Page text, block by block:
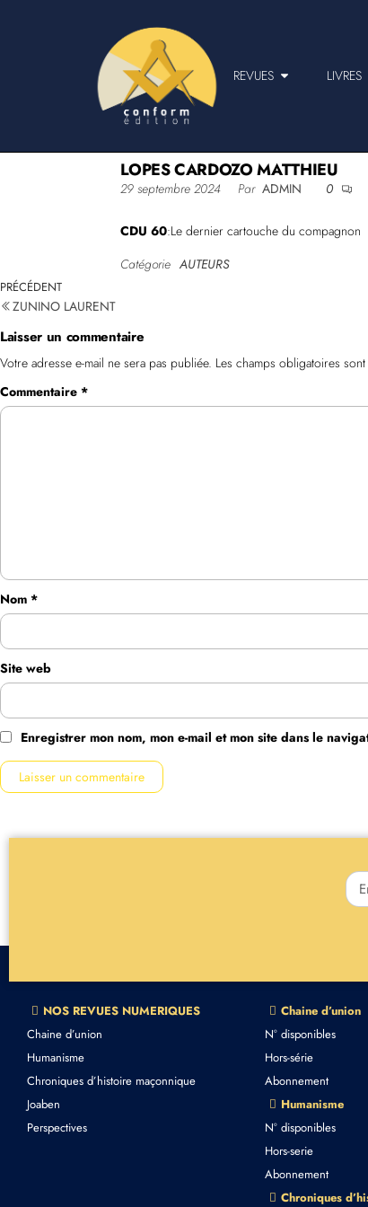
REVUES LIVRES
LOPES CARDOZO MATTHIEU
29 septembre 2024 Par ADMIN 0
CDU 60:Le dernier cartouche du compagnon
Catégorie AUTEURS
PRÉCÉDENT
ZUNINO LAURENT
Laisser un commentaire
Votre adresse e-mail ne sera pas publiée. Les champs obligatoires
Commentaire *
Nom *
Site web
Enregistrer mon nom, mon e-mail et mon site dans le
NOS REVUES NUMERIQUES
Chaine d’union
Humanisme
Chroniques d’histoire maçonnique
Joaben
Perspectives
Chaine d’union
N° disponibles
Hors-série
Abonnement
Humanisme
N° disponibles
Hors-serie
Abonnement
Chroniques